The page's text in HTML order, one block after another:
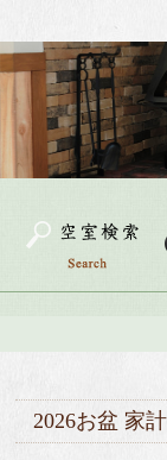
2026お盆 家